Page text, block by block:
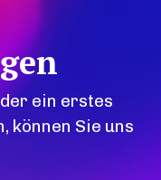
ein erstes
können Sie uns